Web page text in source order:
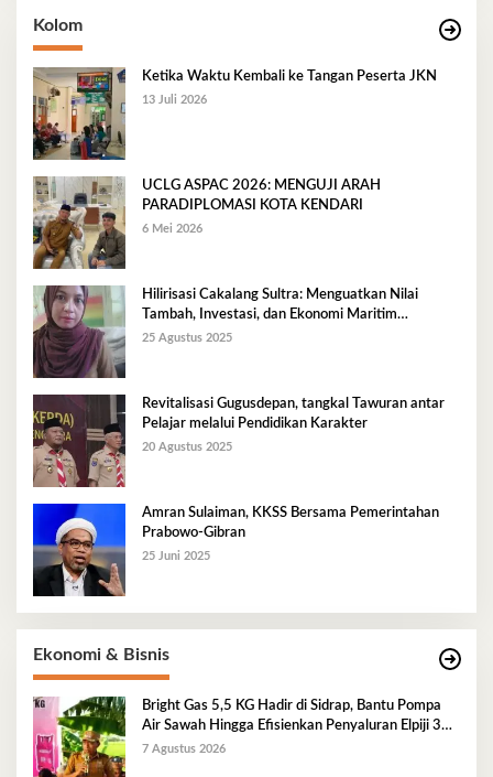
Kolom
Ketika Waktu Kembali ke Tangan Peserta JKN
13 Juli 2026
UCLG ASPAC 2026: MENGUJI ARAH
PARADIPLOMASI KOTA KENDARI
6 Mei 2026
Hilirisasi Cakalang Sultra: Menguatkan Nilai
Tambah, Investasi, dan Ekonomi Maritim
Berkelanjutan
25 Agustus 2025
Revitalisasi Gugusdepan, tangkal Tawuran antar
Pelajar melalui Pendidikan Karakter
20 Agustus 2025
Amran Sulaiman, KKSS Bersama Pemerintahan
Prabowo-Gibran
25 Juni 2025
Ekonomi & Bisnis
Bright Gas 5,5 KG Hadir di Sidrap, Bantu Pompa
Air Sawah Hingga Efisienkan Penyaluran Elpiji 3
Kg
7 Agustus 2026